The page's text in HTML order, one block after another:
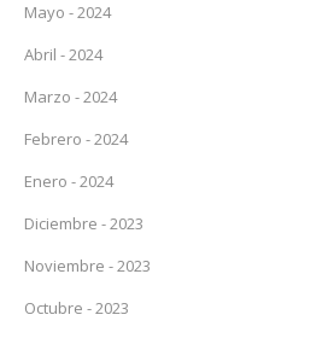
Mayo - 2024
Abril - 2024
Marzo - 2024
Febrero - 2024
Enero - 2024
Diciembre - 2023
Noviembre - 2023
Octubre - 2023